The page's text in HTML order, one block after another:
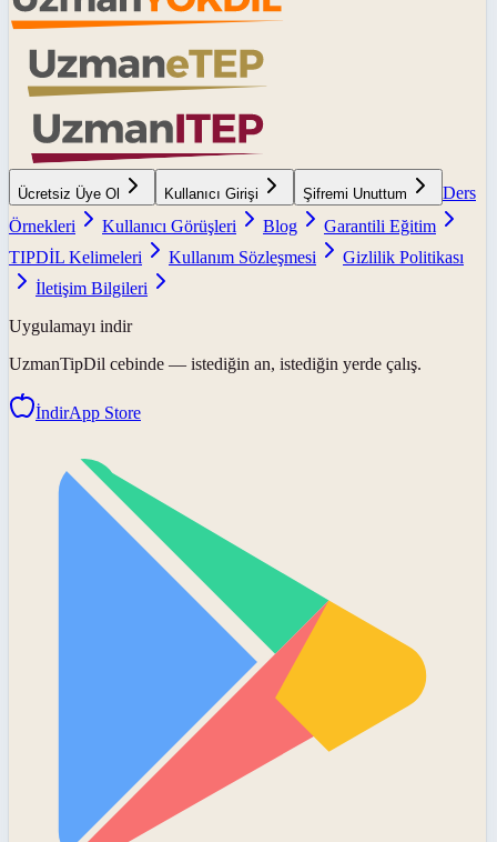
Ücretsiz Üye Ol Kullanıcı Girişi Şifremi Unuttum
Ders
Örnekleri
Kullanıcı Görüşleri Blog
Garantili Eğitim
TIPDİL Kelimeleri
Kullanım Sözleşmesi
Gizlilik Politikası
İletişim Bilgileri
Uygulamayı indir
UzmanTipDil cebinde — istediğin an, istediğin yerde çalış.
İndirApp Store